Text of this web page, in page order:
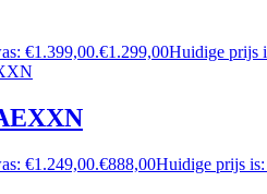
€1.399,00.€1.299,00Huidige prijs
€1.249,00.€888,00Huidige prijs